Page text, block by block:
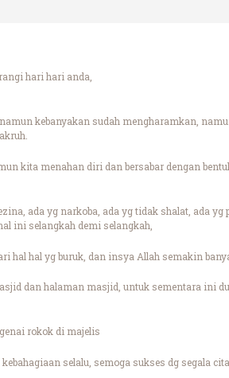
hari hari anda,
kebanyakan sudah mengharamkan,
kita menahan diri dan bersabar dengan
ada yg narkoba, ada yg tidak shalat, ada yg
ini selangkah demi selangkah,
hal hal yg buruk, dan insya Allah semakin
dan halaman masjid, untuk sementara ini
rokok di majelis
selalu, semoga sukses dg segala cita